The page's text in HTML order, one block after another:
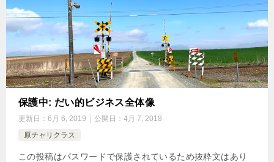
保護中: だい的ビジネス全体像
更新日： 6月 6, 2019 公開日： 4月 7, 2018
原チャリクラス
この投稿はパスワードで保護されているため抜粋文はあり